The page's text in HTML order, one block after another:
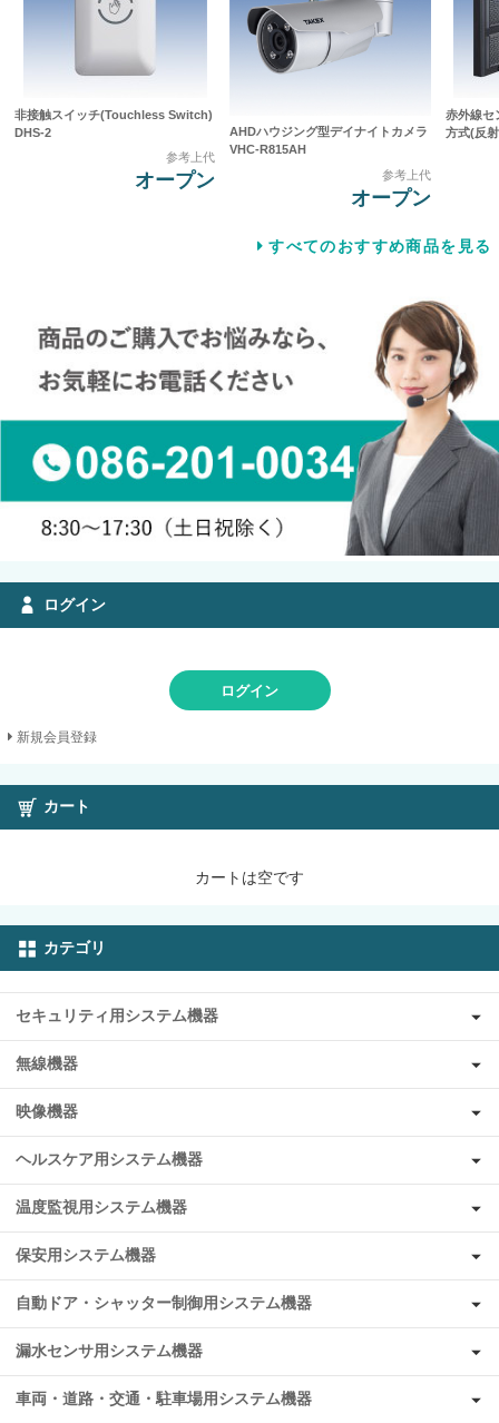
非接触スイッチ(Touchless Switch)
DHS-2
参考上代
オープン
AHDハウジング型デイナイトカメラ
VHC-R815AH
参考上代
オープン
赤外線セ
方式(反
すべてのおすすめ商品を見る
ログイン
ログイン
新規会員登録
カート
カートは空です
カテゴリ
セキュリティ用システム機器
無線機器
映像機器
ヘルスケア用システム機器
温度監視用システム機器
保安用システム機器
自動ドア・シャッター制御用システム機器
漏水センサ用システム機器
車両・道路・交通・駐車場用システム機器